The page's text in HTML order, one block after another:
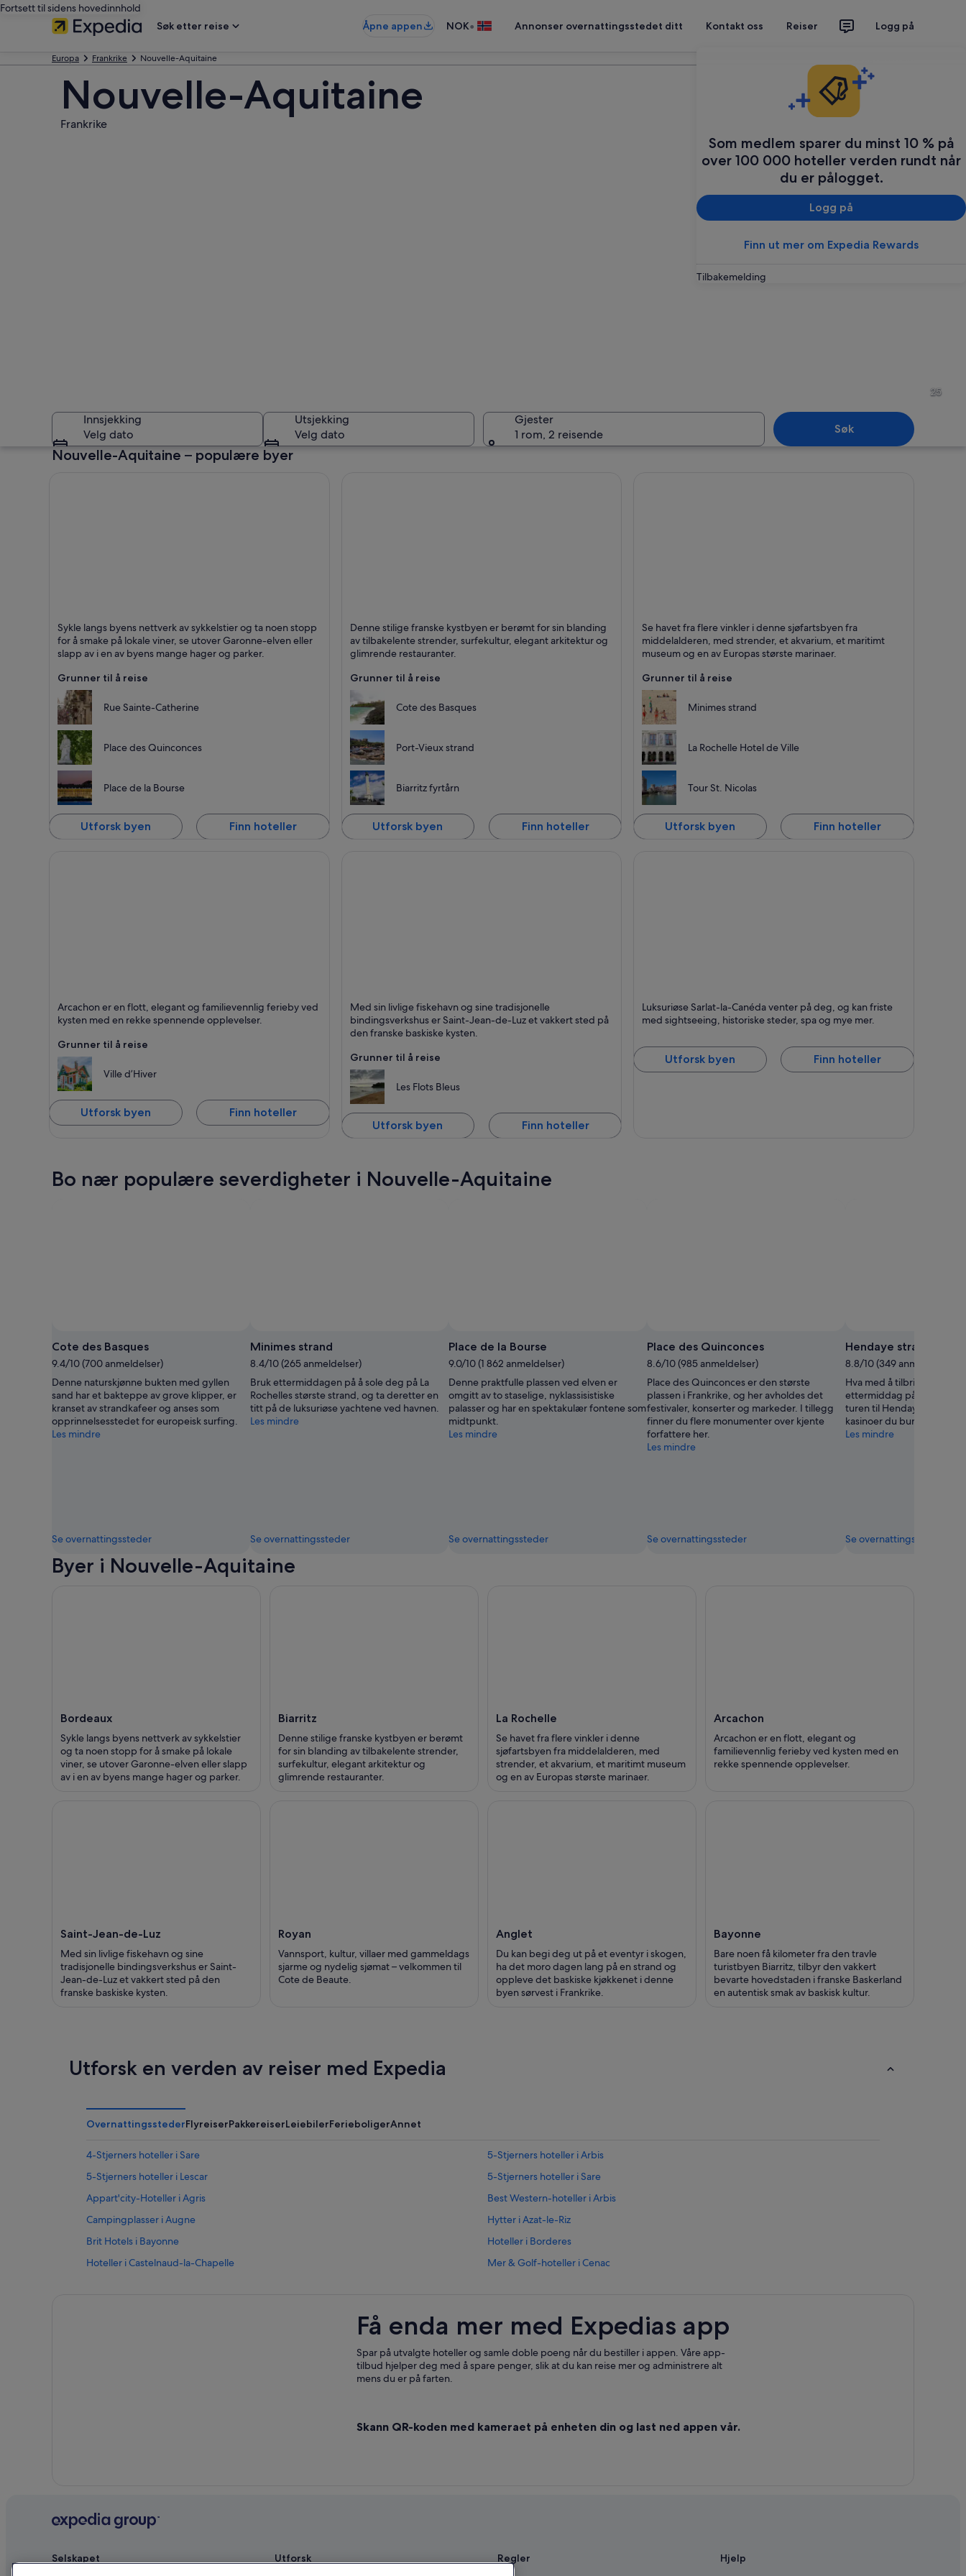
Fortsett til sidens hovedinnhold
Søk etter reise
Åpne appen NOK• Annonser overnattingsstedet ditt Kontakt oss Reiser Logg på
Som medlem sparer du minst 10 % på
over 100 000 hoteller verden rundt når
du er pålogget.
Logg på
Finn ut mer om Expedia Rewards
Tilbakemelding
Europa Frankrike Nouvelle-Aquitaine
Nouvelle-Aquitaine
Frankrike
25
Innsjekking
Velg dato
Utsjekking
Velg dato
Gjester
1 rom, 2 reisende
Søk
Nouvelle-Aquitaine – populære byer
Bordeaux
Kjent for Shopping, Turer og Business
Sykle langs byens nettverk av sykkelstier og ta noen stopp
for å smake på lokale viner, se utover Garonne-elven eller
slapp av i en av byens mange hager og parker.
Grunner til å reise
Rue Sainte-Catherine
Place des Quinconces
Place de la Bourse
Utforsk byen Finn hoteller
Biarritz
Kjent for Strender, Sjø og Surfing
Denne stilige franske kystbyen er berømt for sin blanding
av tilbakelente strender, surfekultur, elegant arkitektur og
glimrende restauranter.
Grunner til å reise
Cote des Basques
Port-Vieux strand
Biarritz fyrtårn
Utforsk byen Finn hoteller
La Rochelle
Kjent for Havner, Marinaer og Akvarier
Se havet fra flere vinkler i denne sjøfartsbyen fra
middelalderen, med strender, et akvarium, et maritimt
museum og en av Europas største marinaer.
Grunner til å reise
Minimes strand
La Rochelle Hotel de Ville
Tour St. Nicolas
Utforsk byen Finn hoteller
Kjent for Strender, Spa og Marinaer
Arcachon er en flott, elegant og familievennlig ferieby ved
kysten med en rekke spennende opplevelser.
Grunner til å reise
Ville d’Hiver
Utforsk byen Finn hoteller
Kjent for Småby, Fritidsaktiviteter og Marinaer
Med sin livlige fiskehavn og sine tradisjonelle
bindingsverkshus er Saint-Jean-de-Luz et vakkert sted på
den franske baskiske kysten.
Grunner til å reise
Les Flots Bleus
Utforsk byen Finn hoteller
Kjent for Historisk, Turer og På landet
Luksuriøse Sarlat-la-Canéda venter på deg, og kan friste
med sightseeing, historiske steder, spa og mye mer.
Utforsk byen Finn hoteller
Bo nær populære severdigheter i Nouvelle-Aquitaine
Cote des Basques
9.4/10 (700 anmeldelser)
Denne naturskjønne bukten med gyllen
sand har et bakteppe av grove klipper, er
kranset av strandkafeer og anses som
opprinnelsesstedet for europeisk surfing.
Les mindre
Se overnattingssteder
Minimes strand
8.4/10 (265 anmeldelser)
Bruk ettermiddagen på å sole deg på La
Rochelles største strand, og ta deretter en
titt på de luksuriøse yachtene ved havnen.
Les mindre
Se overnattingssteder
Place de la Bourse
9.0/10 (1 862 anmeldelser)
Denne praktfulle plassen ved elven er
omgitt av to staselige, nyklassisistiske
palasser og har en spektakulær fontene som
midtpunkt.
Les mindre
Se overnattingssteder
Place des Quinconces
8.6/10 (985 anmeldelser)
Place des Quinconces er den største
plassen i Frankrike, og her avholdes det
festivaler, konserter og markeder. I tillegg
finner du flere monumenter over kjente
forfattere her.
Les mindre
Se overnattingssteder
Hendaye strand
8.8/10 (349 anmeldelser)
Hva med å tilbringe en
ettermiddag på Hendaye
turen til Hendaye?
kasinoer du burde
Les mindre
Se overnattingssteder
Byer i Nouvelle-Aquitaine
Bordeaux
Sykle langs byens nettverk av sykkelstier
og ta noen stopp for å smake på lokale
viner, se utover Garonne-elven eller slapp
av i en av byens mange hager og parker.
Biarritz
Denne stilige franske kystbyen er berømt
for sin blanding av tilbakelente strender,
surfekultur, elegant arkitektur og
glimrende restauranter.
La Rochelle
Se havet fra flere vinkler i denne
sjøfartsbyen fra middelalderen, med
strender, et akvarium, et maritimt museum
og en av Europas største marinaer.
Arcachon
Arcachon er en flott, elegant og
familievennlig ferieby ved kysten med en
rekke spennende opplevelser.
Saint-Jean-de-Luz
Med sin livlige fiskehavn og sine
tradisjonelle bindingsverkshus er Saint-
Jean-de-Luz et vakkert sted på den
franske baskiske kysten.
Royan
Vannsport, kultur, villaer med gammeldags
sjarme og nydelig sjømat – velkommen til
Cote de Beaute.
Anglet
Du kan begi deg ut på et eventyr i skogen,
ha det moro dagen lang på en strand og
oppleve det baskiske kjøkkenet i denne
byen sørvest i Frankrike.
Bayonne
Bare noen få kilometer fra den travle
turistbyen Biarritz, tilbyr den vakkert
bevarte hovedstaden i franske Baskerland
en autentisk smak av baskisk kultur.
Utforsk en verden av reiser med Expedia
OvernattingsstederFlyreiserPakkereiserLeiebilerFerieboligerAnnet
4-Stjerners hoteller i Sare
5-Stjerners hoteller i Arbis
5-Stjerners hoteller i Lescar
5-Stjerners hoteller i Sare
Appart'city-Hoteller i Agris
Best Western-hoteller i Arbis
Campingplasser i Augne
Hytter i Azat-le-Riz
Brit Hotels i Bayonne
Hoteller i Borderes
Hoteller i Castelnaud-la-Chapelle
Mer & Golf-hoteller i Cenac
Independent-Hoteller i Listrac-Medoc
Accor Hotels i Maussac
Brandt-Hoteller i Saint-Émilion
Pensjonat i Sainte-Sabine-Born
Få enda mer med Expedias app
Spar på utvalgte hoteller og samle doble poeng når du bestiller i appen. Våre app-
tilbud hjelper deg med å spare penger, slik at du kan reise mer og administrere alt
mens du er på farten.
Skann QR-koden med kameraet på enheten din og last ned appen vår.
Selskapet Utforsk Regler Hjelp